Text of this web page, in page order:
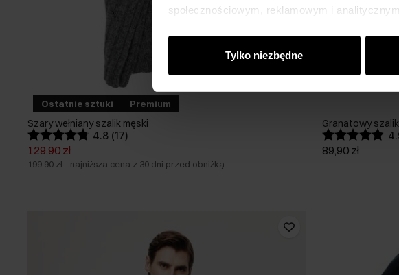
społecznościowym, reklamowym i
od Ciebie lub uzyskanymi podczas korzystania
Tylko niezbędne
Ostatnie sztuki Premium
Szary wełniany szalik męski
4.8 (17)
129,90 zł
199,90 zł - najniższa cena z 30 dni przed obniżką
Granatowy
89,90 zł